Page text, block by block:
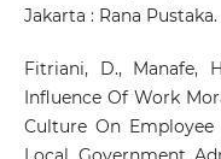
Jakarta : Rana Pustaka.
Fitriani, D., Manafe,
Influence Of Work
Culture On